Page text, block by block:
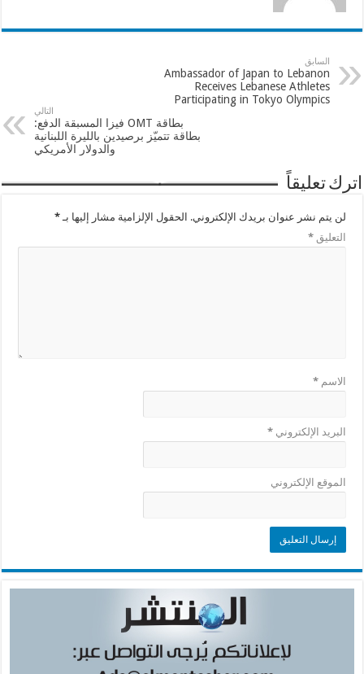
السابق
Ambassador of Japan to Lebanon
Receives Lebanese Athletes
Participating in Tokyo Olympics
التالي
بطاقة OMT فيزا المسبقة الدفع:
بطاقة تتميّز برصيدين بالليرة اللبنانية
والدولار الأمريكي
اترك تعليقاً
لن يتم نشر عنوان بريدك الإلكتروني. الحقول الإلزامية مشار إليها بـ*
التعليق*
الاسم*
البريد الإلكتروني*
الموقع الإلكتروني